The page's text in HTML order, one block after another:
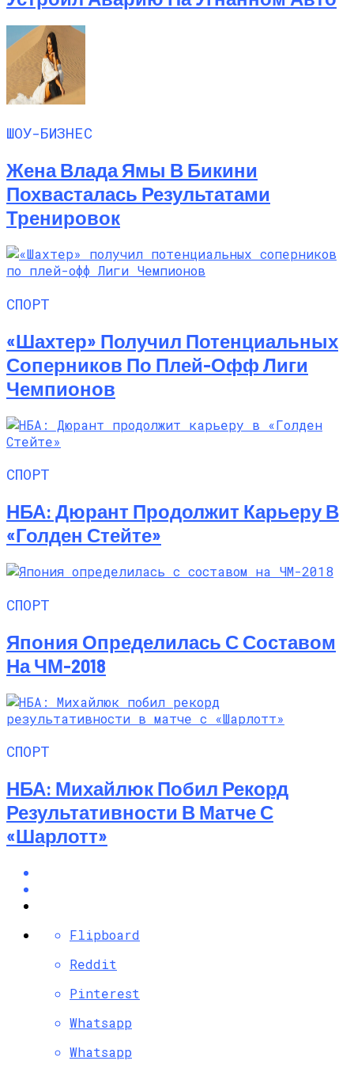
ШОУ-БИЗНЕС
Жена Влада Ямы В Бикини
Похвасталась Результатами
Тренировок
СПОРТ
«Шахтер» Получил Потенциальных
Соперников По Плей-Офф Лиги
Чемпионов
СПОРТ
НБА: Дюрант Продолжит Карьеру В
«Голден Стейте»
СПОРТ
Япония Определилась С Составом
На ЧМ-2018
СПОРТ
НБА: Михайлюк Побил Рекорд
Результативности В Матче С
«Шарлотт»
Flipboard
Reddit
Pinterest
Whatsapp
Whatsapp